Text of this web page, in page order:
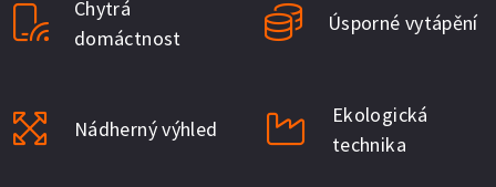
Chytrá
domáctnost
Úsporné vytápění
Nádherný výhled
Ekologická
technika